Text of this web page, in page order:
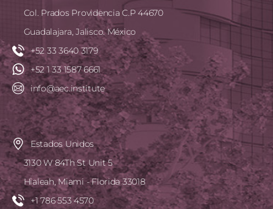
Col. Prados Providencia C.P 44670
Guadalajara, Jalisco. México
+52 33 3640 3179
+52 1 33 1587 6661
info@aec.institute
Estados Unidos
3130 W 84Th St Unit 5
Hialeah, Miami - Florida 33018
+1 786 553 4570